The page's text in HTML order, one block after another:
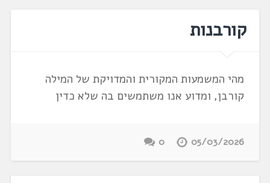
קורבנות
מהי המשמעות המקורית והמדויקת של המילה
קורבן, ומדוע אנו משתמשים בה שלא כדין
05/03/2026
0